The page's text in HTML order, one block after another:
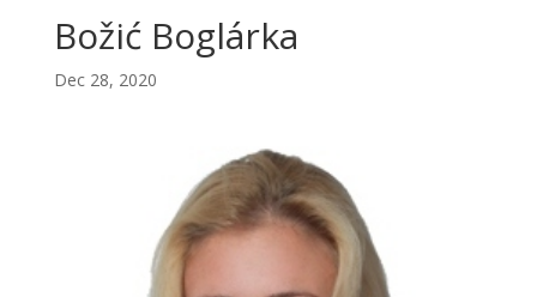
Božić Boglárka
Dec 28, 2020